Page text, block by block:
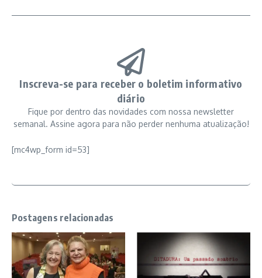
Inscreva-se para receber o boletim informativo
diário
Fique por dentro das novidades com nossa newsletter
semanal. Assine agora para não perder nenhuma atualização!
[mc4wp_form id=53]
Postagens relacionadas